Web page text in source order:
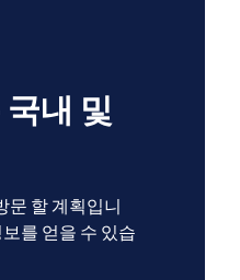
내 및
문 할 계획입니
를 얻을 수 있습